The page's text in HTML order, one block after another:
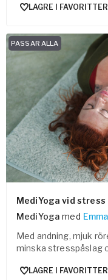
LAGRE I FAVORITTER
PASSAR ALLA
MediYoga vid stress
MediYoga med
Med andning, mjuk
minska stresspåslag
LAGRE I FAVORITTER